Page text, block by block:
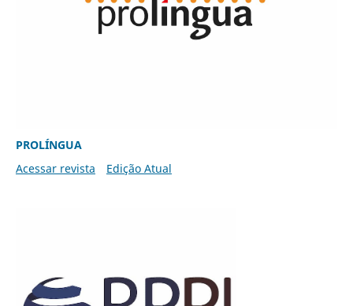
PROLÍNGUA
Acessar revista
Edição Atual